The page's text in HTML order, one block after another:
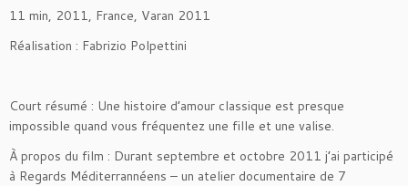
11 min, 2011, France, Varan 2011
Réalisation : Fabrizio Polpettini
Court résumé : Une histoire d’amour classique est presque
impossible quand vous fréquentez une fille et une valise.
À propos du film : Durant septembre et octobre 2011 j’ai participé
à Regards Méditerrannéens – un atelier documentaire de 7